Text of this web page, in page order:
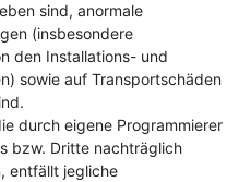
sind, anormale
(insbesondere
den Installations- und
sowie auf Transportschäden
durch eigene Programmierer
bzw. Dritte nachträglich
entfällt jegliche